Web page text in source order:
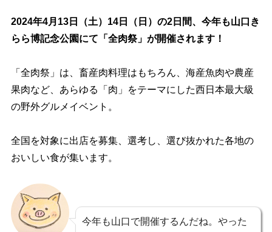
2024年4月13日（土）14日（日）の2日間、今年も山口き
らら博記念公園にて「全肉祭」が開催されます！
「全肉祭」は、畜産肉料理はもちろん、海産魚肉や農産
果肉など、あらゆる「肉」をテーマにした西日本最大級
の野外グルメイベント。
全国を対象に出店を募集、選考し、選び抜かれた各地の
おいしい食が集います。
今年も山口で開催するんだね。やった